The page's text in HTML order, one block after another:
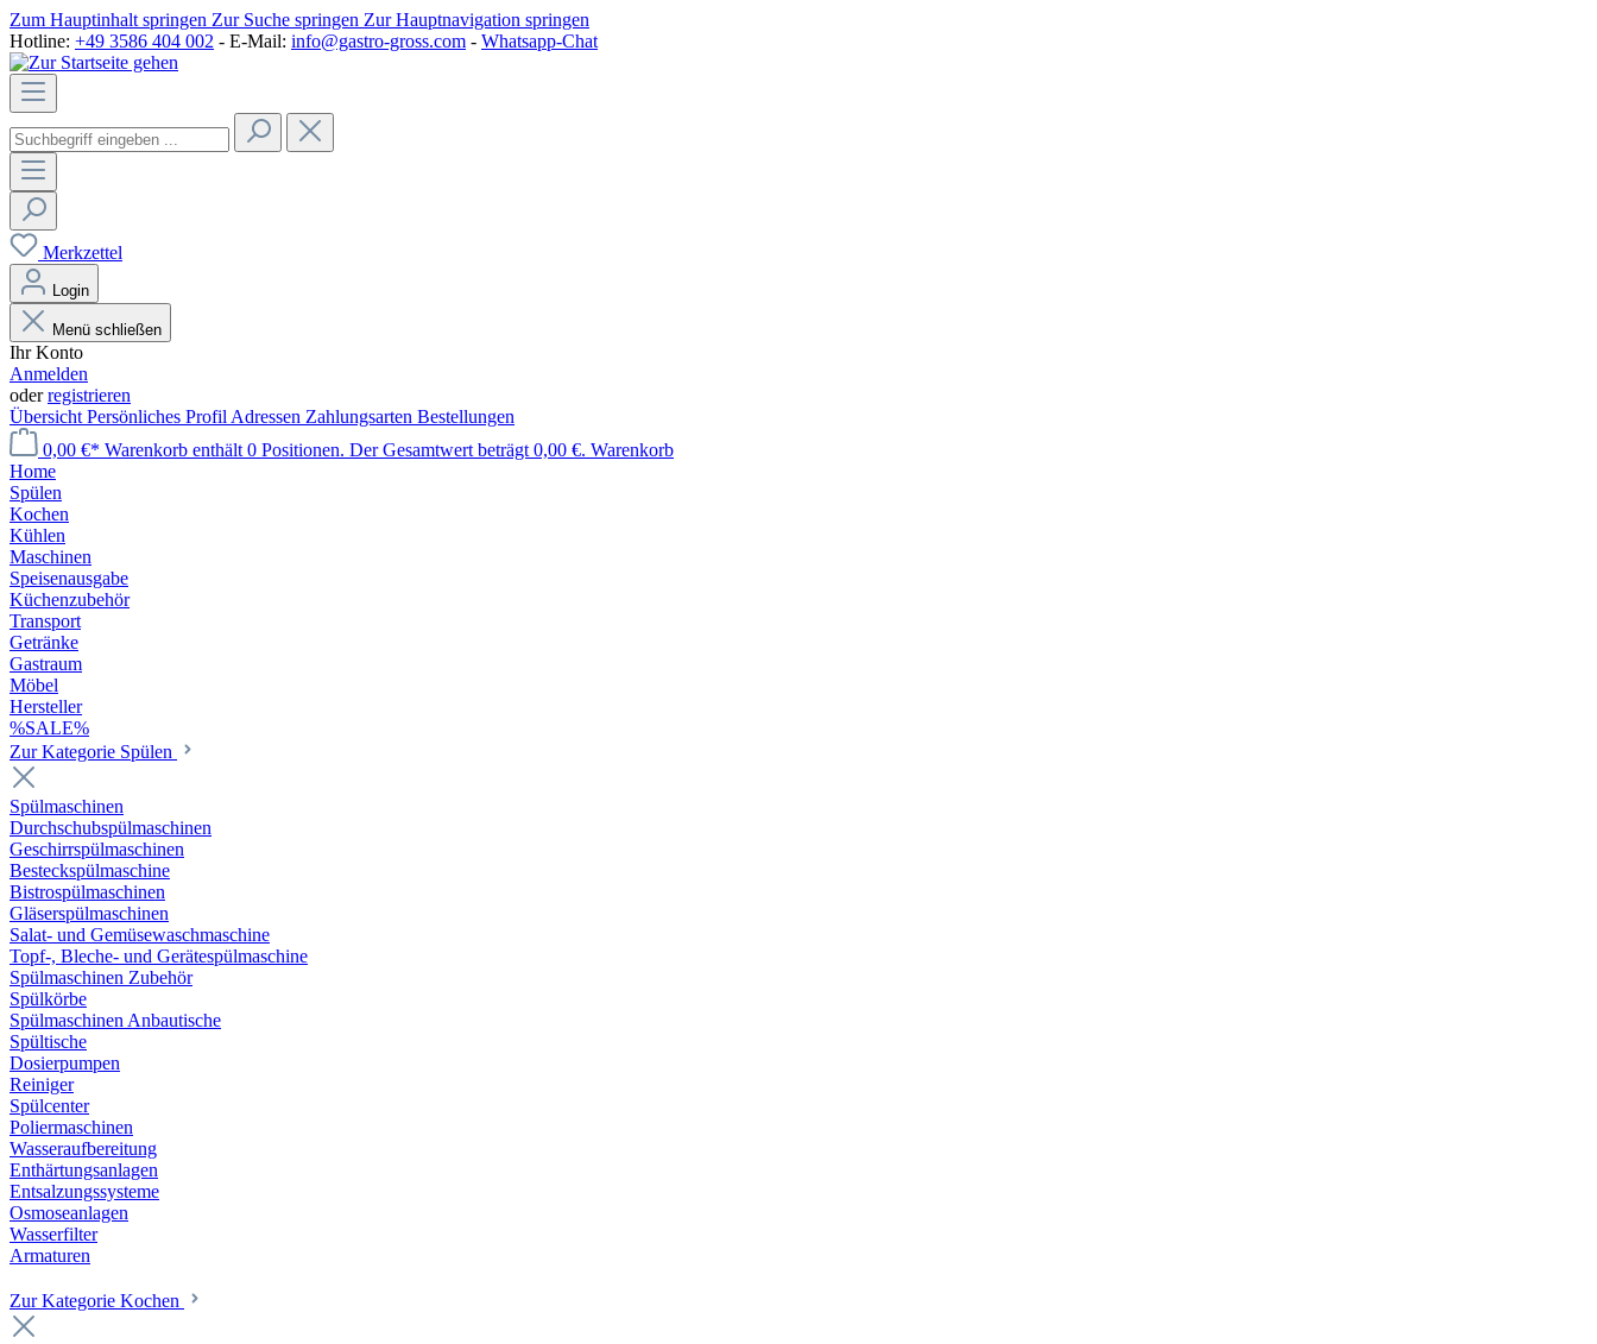
Zum Hauptinhalt springen Zur Suche springen Zur Hauptnavigation springen
Hotline: +49 3586 404 002 - E-Mail: info@gastro-gross.com - Whatsapp-Chat
Merkzettel
Login
Menü schließen
Ihr Konto
Anmelden
oderregistrieren
Übersicht Persönliches Profil Adressen Zahlungsarten Bestellungen
0,00 €* Warenkorb enthält 0 Positionen. Der Gesamtwert beträgt 0,00 €. Warenkorb
Home
Spülen
Kochen
Kühlen
Maschinen
Speisenausgabe
Küchenzubehör
Transport
Getränke
Gastraum
Möbel
Hersteller
%SALE%
Zur Kategorie Spülen
Spülmaschinen
Durchschubspülmaschinen
Geschirrspülmaschinen
Besteckspülmaschine
Bistrospülmaschinen
Gläserspülmaschinen
Salat- und Gemüsewaschmaschine
Topf-, Bleche- und Gerätespülmaschine
Spülmaschinen Zubehör
Spülkörbe
Spülmaschinen Anbautische
Spültische
Dosierpumpen
Reiniger
Spülcenter
Poliermaschinen
Wasseraufbereitung
Enthärtungsanlagen
Entsalzungssysteme
Osmoseanlagen
Wasserfilter
Armaturen
Zur Kategorie Kochen